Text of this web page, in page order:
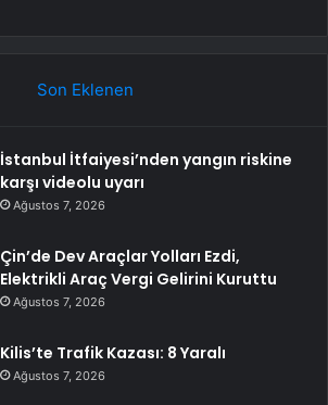
Son Eklenen
İstanbul İtfaiyesi’nden yangın riskine
karşı videolu uyarı
Ağustos 7, 2026
Çin’de Dev Araçlar Yolları Ezdi,
Elektrikli Araç Vergi Gelirini Kuruttu
Ağustos 7, 2026
Kilis’te Trafik Kazası: 8 Yaralı
Ağustos 7, 2026